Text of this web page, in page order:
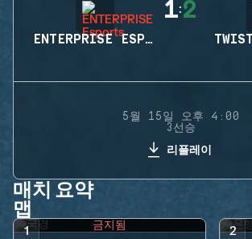
ENTERPRISE ESPORTS
1:2
5월 15일 오후 4:00
3선승
리플레이
매치 요약
맵
1 금지됨 2